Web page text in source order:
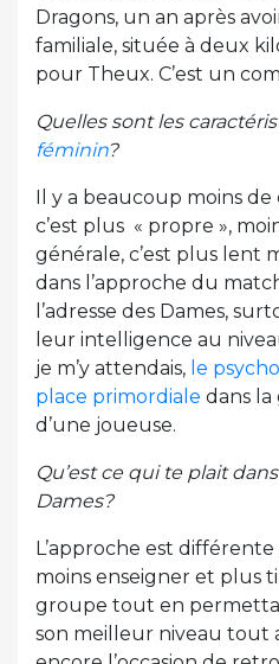
Dragons, un an après
familiale, située à deux
pour Theux. C’est un
Quelles sont les
féminin?
Il y a beaucoup moins
c’est plus « propre »,
générale, c’est plus lent
dans l’approche du
l’adresse des Dames,
leur intelligence au
je m’y attendais, le
place primordiale dans la
d’une joueuse.
Qu’est ce qui te plait
Dames?
L’approche est différente
moins enseigner et plus
groupe tout en
son meilleur niveau tout